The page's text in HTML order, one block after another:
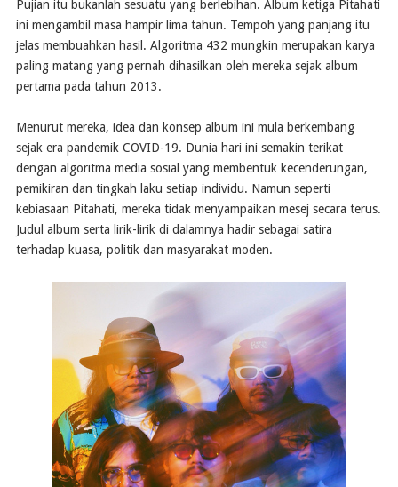
Pujian itu bukanlah sesuatu yang berlebihan. Album ketiga Pitahati
ini mengambil masa hampir lima tahun. Tempoh yang panjang itu
jelas membuahkan hasil. Algoritma 432 mungkin merupakan karya
paling matang yang pernah dihasilkan oleh mereka sejak album
pertama pada tahun 2013.
Menurut mereka, idea dan konsep album ini mula berkembang
sejak era pandemik COVID-19. Dunia hari ini semakin terikat
dengan algoritma media sosial yang membentuk kecenderungan,
pemikiran dan tingkah laku setiap individu. Namun seperti
kebiasaan Pitahati, mereka tidak menyampaikan mesej secara terus.
Judul album serta lirik-lirik di dalamnya hadir sebagai satira
terhadap kuasa, politik dan masyarakat moden.